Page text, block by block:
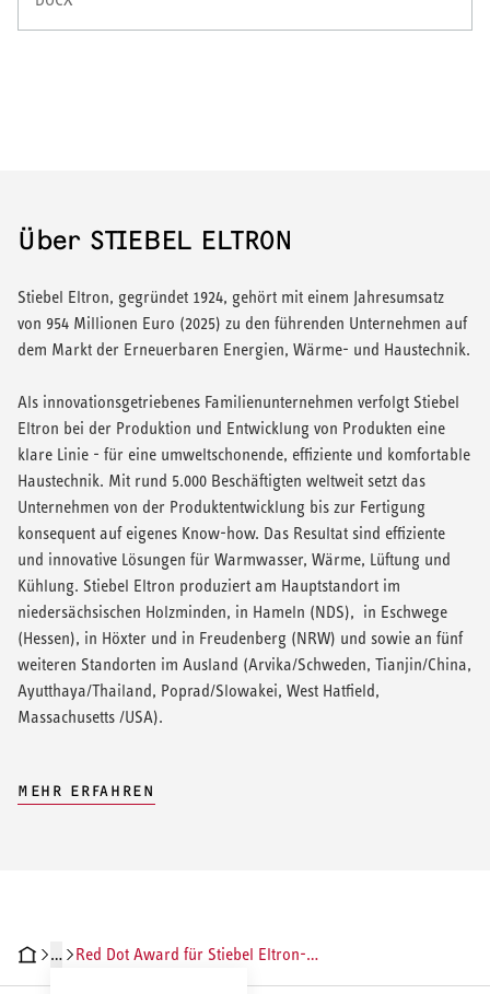
Über STIEBEL ELTRON
Stiebel Eltron, gegründet 1924, gehört mit einem Jahresumsatz
von 954 Millionen Euro (2025) zu den führenden Unternehmen auf
dem Markt der Erneuerbaren Energien, Wärme- und Haustechnik.
Als innovationsgetriebenes Familienunternehmen verfolgt Stiebel
Eltron bei der Produktion und Entwicklung von Produkten eine
klare Linie - für eine umweltschonende, effiziente und komfortable
Haustechnik. Mit rund 5.000 Beschäftigten weltweit setzt das
Unternehmen von der Produktentwicklung bis zur Fertigung
konsequent auf eigenes Know-how. Das Resultat sind effiziente
und innovative Lösungen für Warmwasser, Wärme, Lüftung und
Kühlung. Stiebel Eltron produziert am Hauptstandort im
niedersächsischen Holzminden, in Hameln (NDS), in Eschwege
(Hessen), in Höxter und in Freudenberg (NRW) und sowie an fünf
weiteren Standorten im Ausland (Arvika/Schweden, Tianjin/China,
Ayutthaya/Thailand, Poprad/Slowakei, West Hatfield,
Massachusetts /USA).
MEHR ERFAHREN
… Red Dot Award für Stiebel Eltron-Produkte